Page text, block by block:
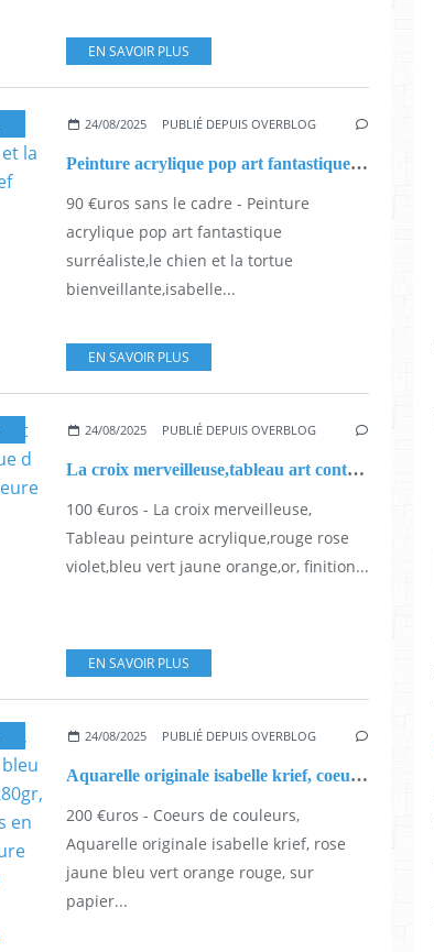
EN SAVOIR PLUS
24/08/2025 PUBLIÉ DEPUIS OVERBLOG
Peinture acrylique pop art fantastique surréaliste,le chien et la tortue bienveillante,isabelle krief artiste peintre à Narbonne
90 €uros sans le cadre - Peinture
acrylique pop art fantastique
surréaliste,le chien et la tortue
bienveillante,isabelle...
EN SAVOIR PLUS
24/08/2025 PUBLIÉ DEPUIS OVERBLOG
La croix merveilleuse,tableau art contemporain,peinture acrylique d isabelle krief,artiste peintre auteure
100 €uros - La croix merveilleuse,
Tableau peinture acrylique,rouge rose
violet,bleu vert jaune orange,or, finition...
EN SAVOIR PLUS
24/08/2025 PUBLIÉ DEPUIS OVERBLOG
Aquarelle originale isabelle krief, coeurs de couleurs, rose jaune bleu vert orange rouge, sur papier 280gr, dimensions 24x32cm, fait mains en France, oeuvre originale signature artiste,art contemporain, boho bobo gothique romantique,decoration murale
200 €uros - Coeurs de couleurs,
Aquarelle originale isabelle krief, rose
jaune bleu vert orange rouge, sur
papier...